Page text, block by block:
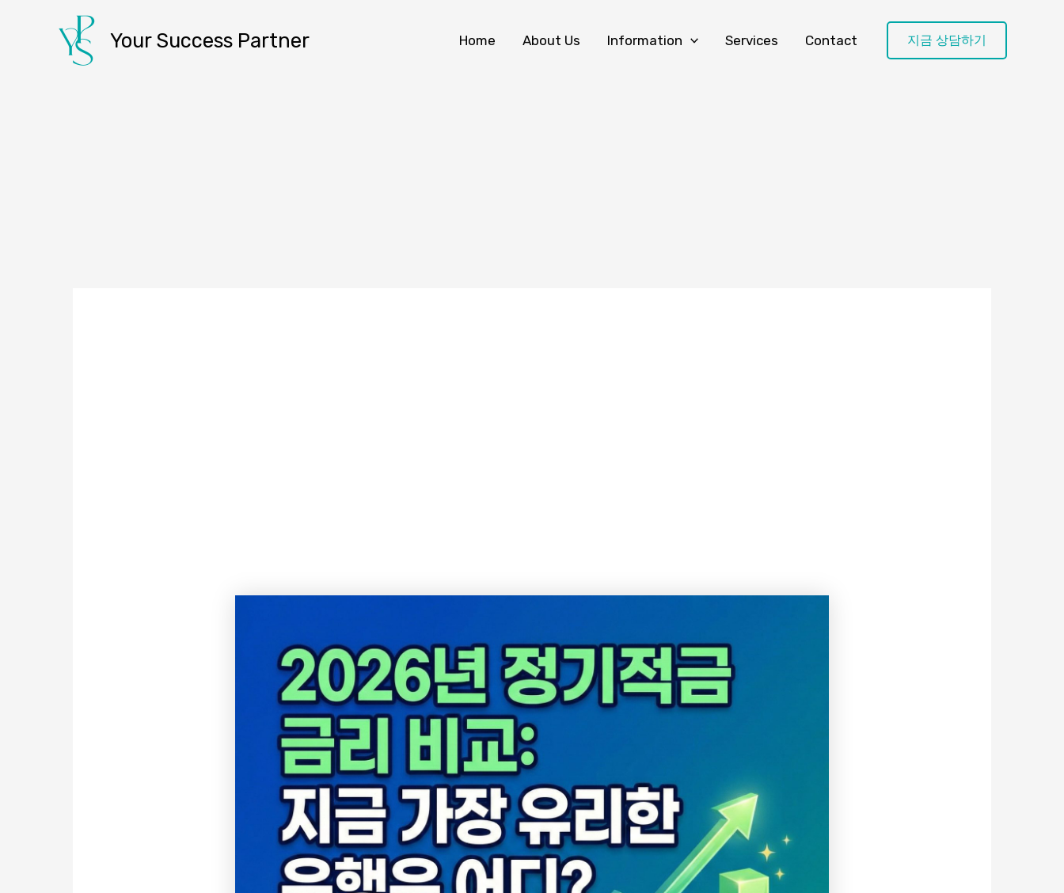
Your Success Partner Home About Us Information Services Contact 지금 상담하기